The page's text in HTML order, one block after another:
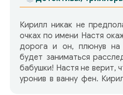
Кирилл никак не
очках по имени Настя
дорога и он, плюнув на
будет заниматься
бабушки! Настя не верит,
уронив в ванну фен.